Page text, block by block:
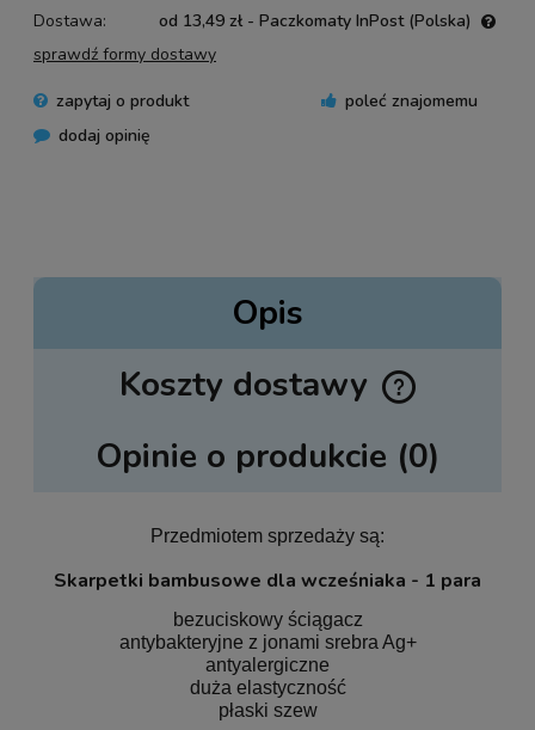
Dostawa:
od 13,49 zł - Paczkomaty InPost (Polska)
sprawdź formy dostawy
zapytaj o produkt
poleć znajomemu
dodaj opinię
Opis
Koszty dostawy
Cena nie zawiera ewentualnych kosztów płatności
Opinie o produkcie (0)
Przedmiotem sprzedaży są:
Skarpetki bambusowe dla wcześniaka - 1 para
bezuciskowy ściągacz
antybakteryjne z jonami srebra Ag+
antyalergiczne
duża elastyczność
płaski szew